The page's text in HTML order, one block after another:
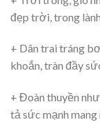
đẹp trời, trong lành.
+ Dân trai tráng
khoắn, tràn đầy
+ Đoàn thuyền
tả sức mạnh mang